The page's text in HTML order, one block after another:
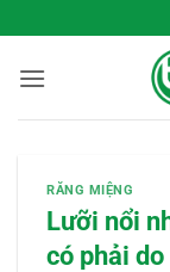
qua
nội
RĂNG MIỆNG
Lưỡi nổi
có phải